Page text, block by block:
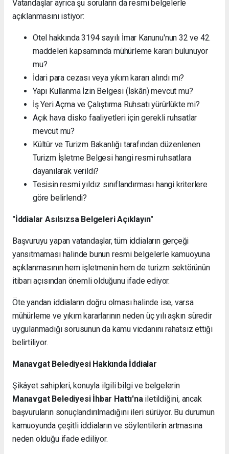
Vatandaşlar ayrıca şu soruların da resmi belgelerle
açıklanmasını istiyor:
Otel hakkında 3194 sayılı İmar Kanunu'nun 32 ve 42.
maddeleri kapsamında mühürleme kararı bulunuyor
mu?
İdari para cezası veya yıkım kararı alındı mı?
Yapı Kullanma İzin Belgesi (İskân) mevcut mu?
İş Yeri Açma ve Çalıştırma Ruhsatı yürürlükte mi?
Açık hava disko faaliyetleri için gerekli ruhsatlar
mevcut mu?
Kültür ve Turizm Bakanlığı tarafından düzenlenen
Turizm İşletme Belgesi hangi resmi ruhsatlara
dayanılarak verildi?
Tesisin resmi yıldız sınıflandırması hangi kriterlere
göre belirlendi?
"İddialar Asılsızsa Belgeleri Açıklayın"
Başvuruyu yapan vatandaşlar, tüm iddiaların gerçeği
yansıtmaması halinde bunun resmi belgelerle kamuoyuna
açıklanmasının hem işletmenin hem de turizm sektörünün
itibarı açısından önemli olduğunu ifade ediyor.
Öte yandan iddiaların doğru olması halinde ise, varsa
mühürleme ve yıkım kararlarının neden üç yılı aşkın süredir
uygulanmadığı sorusunun da kamu vicdanını rahatsız ettiği
belirtiliyor.
Manavgat Belediyesi Hakkında İddialar
Şikâyet sahipleri, konuyla ilgili bilgi ve belgelerin
Manavgat Belediyesi İhbar Hattı'na iletildiğini, ancak
başvuruların sonuçlandırılmadığını ileri sürüyor. Bu durumun
kamuoyunda çeşitli iddiaların ve söylentilerin artmasına
neden olduğu ifade ediliyor.